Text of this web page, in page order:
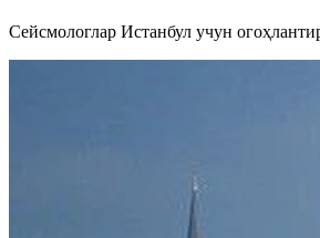
Сейсмологлар Истанбул учун